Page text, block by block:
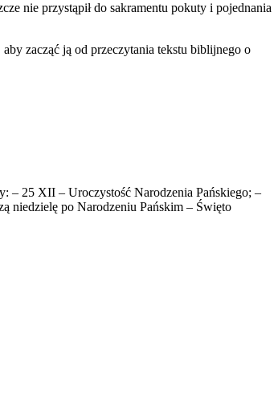
nie przystąpił do sakramentu pokuty i pojednania
zacząć ją od przeczytania tekstu biblijnego o
– 25 XII – Uroczystość Narodzenia Pańskiego; –
niedzielę po Narodzeniu Pańskim – Święto